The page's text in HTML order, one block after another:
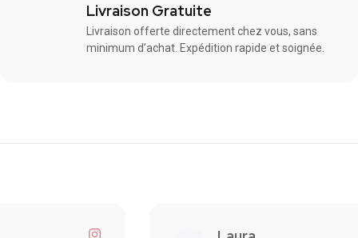
Livraison Gratuite
Livraison offerte directement chez vous, sans
minimum d’achat. Expédition rapide et soignée.